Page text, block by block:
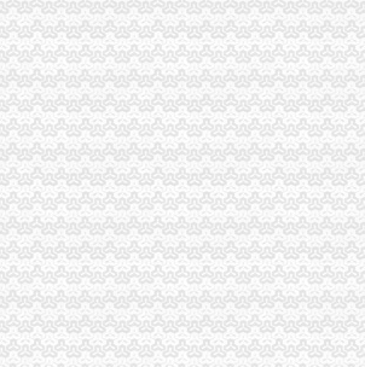
限公司重庆渝中区石油路支行
记账那家好？-商务服务-六安新闻网
验资价格_重庆代办验资批发_第1页_无忧交易
厅,渝中区协信公馆家具家电全齐拎包入